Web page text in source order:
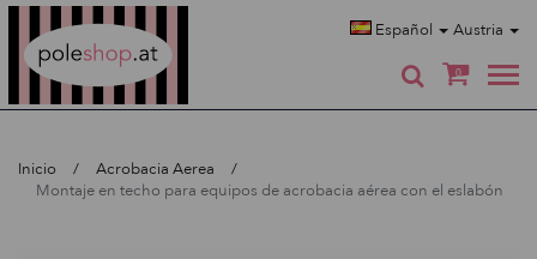
Español Austria
0
Inicio
Acrobacia Aerea
Montaje en techo para equipos de acrobacia aérea con el eslabón